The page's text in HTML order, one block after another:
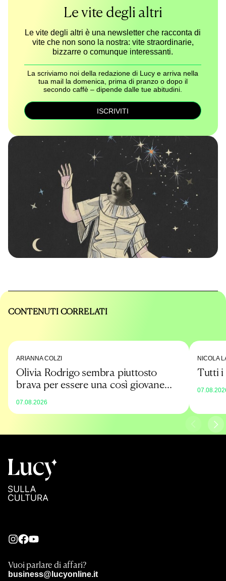
Le vite degli altri
Le vite degli altri è una newsletter che racconta di
vite che non sono la nostra: vite straordinarie,
bizzarre o comunque interessanti.
La scriviamo noi della redazione di Lucy e arriva nella
tua mail la domenica, prima di pranzo o dopo il
secondo caffè – dipende dalle tue abitudini.
ISCRIVITI
CONTENUTI CORRELATI
ARIANNA COLZI
Olivia Rodrigo sembra piuttosto
brava per essere una così giovane
07.08.2026
NICOLA
Tutti i
Vuoi parlare di affari?
business@lucyonline.it